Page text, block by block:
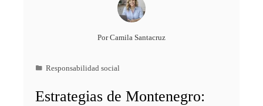
PorCamila Santacruz
Responsabilidad social
Estrategias de Montenegro: